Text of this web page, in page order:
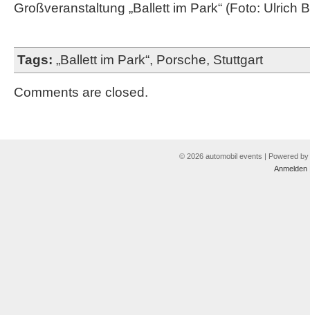
Großveranstaltung „Ballett im Park“ (Foto: Ulrich
Tags: „Ballett im Park“, Porsche, Stuttgart
Comments are closed.
© 2026 automobil events | Powered by
Anmelden|